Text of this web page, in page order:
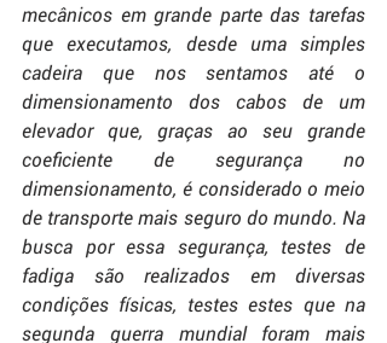
mecânicos em grande parte das tarefas
que executamos, desde uma simples
cadeira que nos sentamos até o
dimensionamento dos cabos de um
elevador que, graças ao seu grande
coeficiente de segurança no
dimensionamento, é considerado o meio
de transporte mais seguro do mundo. Na
busca por essa segurança, testes de
fadiga são realizados em diversas
condições físicas, testes estes que na
segunda guerra mundial foram mais